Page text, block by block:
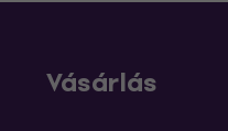
Vásárlás